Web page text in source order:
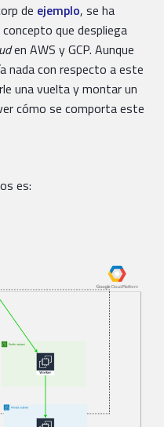
de ejemplo, se ha
que despliega
en AWS y GCP. Aunque
nada con respecto a este
una vuelta y montar un
cómo se comporta este
es: